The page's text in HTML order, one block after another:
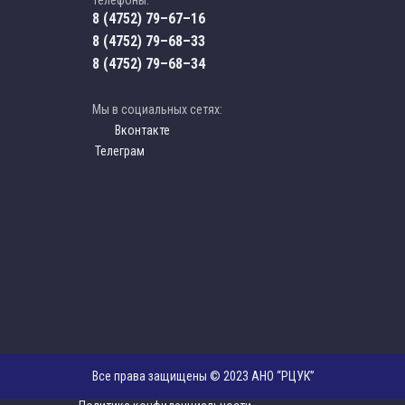
8 (4752) 79–67–16
8 (4752) 79–68–33
8 (4752) 79–68–34
Мы в социальных сетях:
Вконтакте
Телеграм
Все права защищены © 2023 АНО “РЦУК”